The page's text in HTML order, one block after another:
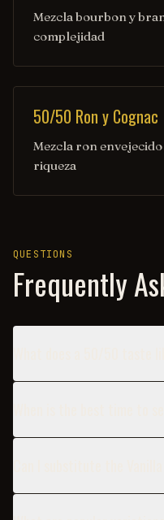
Mezcla bourbon y
complejidad
50/50 Ron y Cognac
Mezcla ron
riqueza
QUESTIONS
Frequently